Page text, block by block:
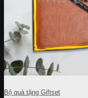
Bộ quà tặng Giftset